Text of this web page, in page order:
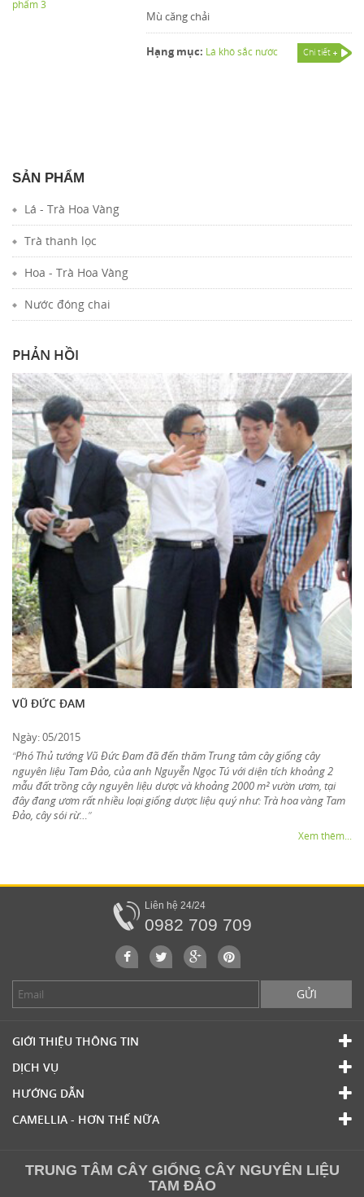
Mù căng chải
Hạng mục: Lá khô sắc nước Chi tiết
SẢN PHẨM
Lá - Trà Hoa Vàng
Trà thanh lọc
Hoa - Trà Hoa Vàng
Nước đóng chai
PHẢN HỒI
VŨ ĐỨC ĐAM
Ngày: 05/2015
“Phó Thủ tướng Vũ Đức Đam đã đến thăm Trung tâm cây giống cây
nguyên liệu Tam Đảo, của anh Nguyễn Ngọc Tú với diện tích khoảng 2
mẫu đất trồng cây nguyên liệu dược và khoảng 2000 m² vườn ươm, tại
đây đang ươm rất nhiều loại giống dược liệu quý như: Trà hoa vàng Tam
Đảo, cây sói rừ… ”
Xem thêm...
Liên hệ 24/24
0982 709 709
GỬI
GIỚI THIỆU THÔNG TIN
DỊCH VỤ
HƯỚNG DẪN
CAMELLIA - HƠN THẾ NỮA
TRUNG TÂM CÂY GIỐNG CÂY NGUYÊN LIỆU
TAM ĐẢO